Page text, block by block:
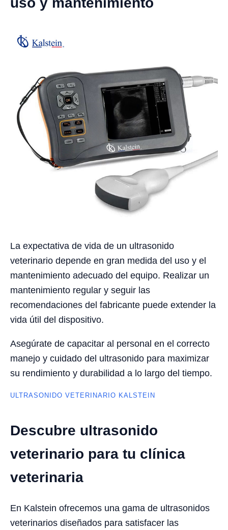
La expectativa de vida de un ultrasonido
veterinario depende en gran medida del uso y el
mantenimiento adecuado del equipo. Realizar un
mantenimiento regular y seguir las
recomendaciones del fabricante puede extender la
vida útil del dispositivo.
Asegúrate de capacitar al personal en el correcto
manejo y cuidado del ultrasonido para maximizar
su rendimiento y durabilidad a lo largo del tiempo.
ULTRASONIDO VETERINARIO KALSTEIN
Descubre ultrasonido
veterinario para tu clínica
veterinaria
En Kalstein ofrecemos una gama de ultrasonidos
veterinarios diseñados para satisfacer las